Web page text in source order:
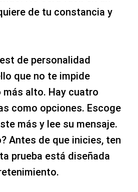
de tu constancia y
de personalidad
que no te impide
alto. Hay cuatro
como opciones. Escoge
más y lee su mensaje.
Antes de que inicies, ten
prueba está diseñada